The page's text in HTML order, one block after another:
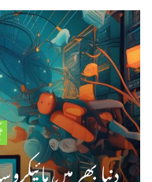
دنیا بھر میں